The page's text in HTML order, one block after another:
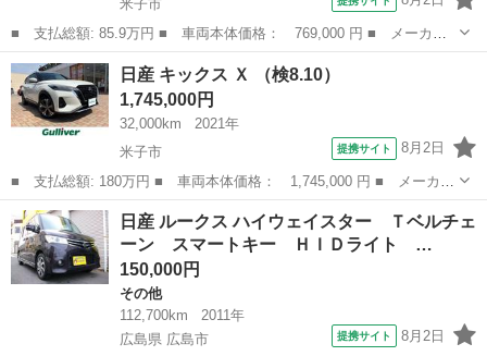
米子市
■ 支払総額: 85.9万円 ■ 車両本体価格： 769,000 円 ■ メーカー
名： 日産 ■ 車種名： デイズ ■ グレード名： ハイウェイスタ
ー Ｘ ☆☆禁煙車☆エマージェンシーブレーキ☆ エマージェンシ
ーブレーキ☆...
鳥取 米子市 デイズ
日産 キックス Ｘ （検8.10）
1,745,000円
32,000km
2021年
米子市
提携サイト 8月2日
■ 支払総額: 180万円 ■ 車両本体価格： 1,745,000 円 ■ メーカー
名： 日産 ■ 車種名： キックス ■ グレード名： Ｘ ■ 排気
量： 1200cc ■ ドア枚数： 5D ■ ミッション： MTモード付...
鳥取 米子市 日産
日産 ルークス ハイウェイスター Ｔベルチェ
ーン スマートキー ＨＩＤライト …
150,000円
その他
112,700km
2011年
広島県 広島市
提携サイト 8月2日